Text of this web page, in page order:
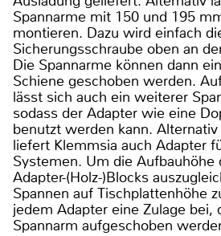
Spannarme mit 150 und 195
montieren. Dazu wird einfach
Sicherungsschraube oben an
Die Spannarme können dann
Schiene geschoben werden.
lässt sich auch ein weiterer
sodass der Adapter wie eine
benutzt werden kann.
liefert Klemmsia auch Adapter
Systemen. Um die Aufbauhöhe
Adapter-(Holz-)Blocks
Spannen auf Tischplattenhöhe
jedem Adapter eine Zulage bei,
Spannarm aufgeschoben